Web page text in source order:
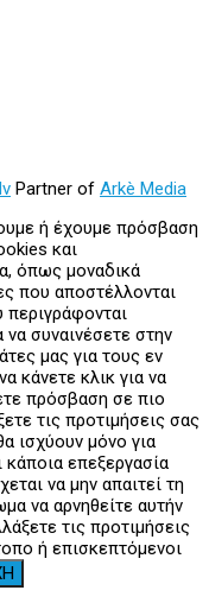
Partner of Arkè Media
ή έχουμε πρόσβαση
και
όπως μοναδικά
που αποστέλλονται
συναινέσετε στην
μας για τους εν
κάνετε κλικ για να
πρόσβαση σε πιο
τις προτιμήσεις σας
ισχύουν μόνο για
επεξεργασία
να μην απαιτεί τη
να αρνηθείτε αυτήν
τις προτιμήσεις
ή επισκεπτόμενοι